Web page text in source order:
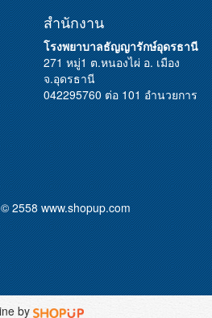
สำนักงาน
โรงพยาบาลธัญญารักษ์อุดรธานี
271 หมู่1 ต.หนองไผ่ อ. เมือง
จ.อุดรธานี
042295760 ต่อ 101 อำนวยการ
2558 www.shopup.com
by